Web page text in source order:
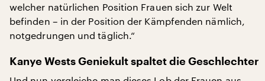
welcher natürlichen Position Frauen sich zur Welt
befinden – in der Position der Kämpfenden nämlich,
notgedrungen und täglich.“
Kanye Wests Geniekult spaltet die Geschlechter